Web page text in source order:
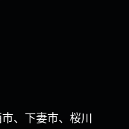
、下妻市、桜川